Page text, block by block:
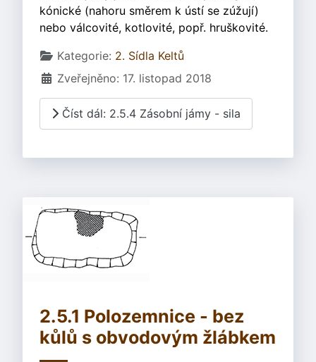
kónické (nahoru směrem k ústí se zúžují)
nebo válcovité, kotlovité, popř. hruškovité.
Základní údaje
Kategorie: 2. Sídla Keltů
Zveřejněno: 17. listopad 2018
Číst dál: 2.5.4 Zásobní jámy - sila
2.5.1 Polozemnice - bez
kůlů s obvodovým žlábkem